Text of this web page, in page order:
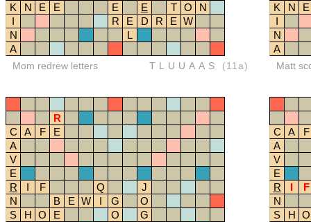
K
N E E E E T O
N
I
R E D R E W
N
L
A
Mom redrew letters TLUUAAS (11a)
K
N
E
I
N
A
Matt
R
C
A F
E
A
V
E
R
I F Q
J
N
B E W I G
O
S
H O E O
G
C A
F
A
V
E
R
I
F
N
S
H O